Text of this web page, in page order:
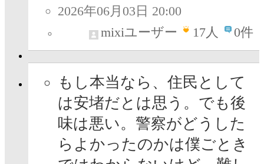
2026年06月03日 20:00
mixiユーザー
17人 0件
もし本当なら、住民として
は安堵だとは思う。でも後
味は悪い。警察がどうした
らよかったのかは僕ごとき